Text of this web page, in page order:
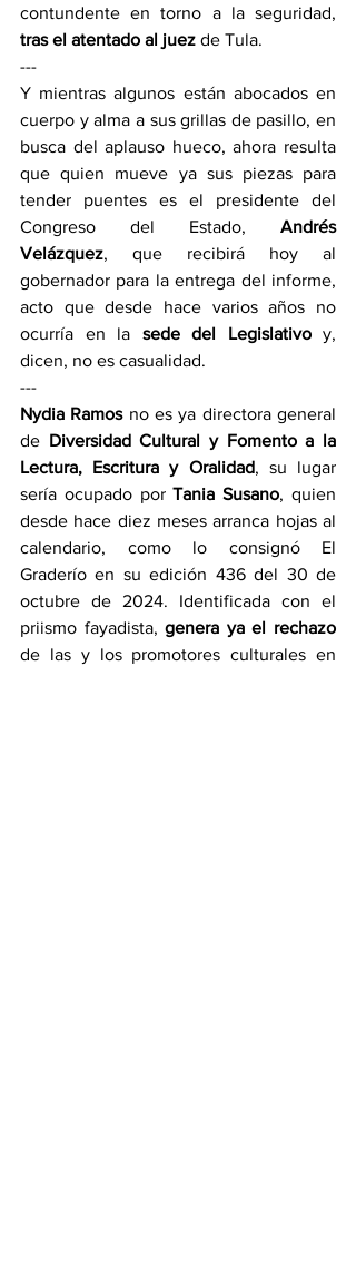
tras el atentado al juez de Tula.
---
Y mientras algunos están abocados en
cuerpo y alma a sus grillas de pasillo, en
busca del aplauso hueco, ahora resulta
que quien mueve ya sus piezas para
tender puentes es el presidente del
Congreso del Estado, Andrés
Velázquez, que recibirá hoy al
gobernador para la entrega del informe,
acto que desde hace varios años no
ocurría en la sede del Legislativo y,
dicen, no es casualidad.
---
Nydia Ramos no es ya directora general
de Diversidad Cultural y Fomento a la
Lectura, Escritura y Oralidad, su lugar
sería ocupado por Tania Susano, quien
desde hace diez meses arranca hojas al
calendario, como lo consignó El
Graderío en su edición 436 del 30 de
octubre de 2024. Identificada con el
priismo fayadista, genera ya el rechazo
de las y los promotores culturales en